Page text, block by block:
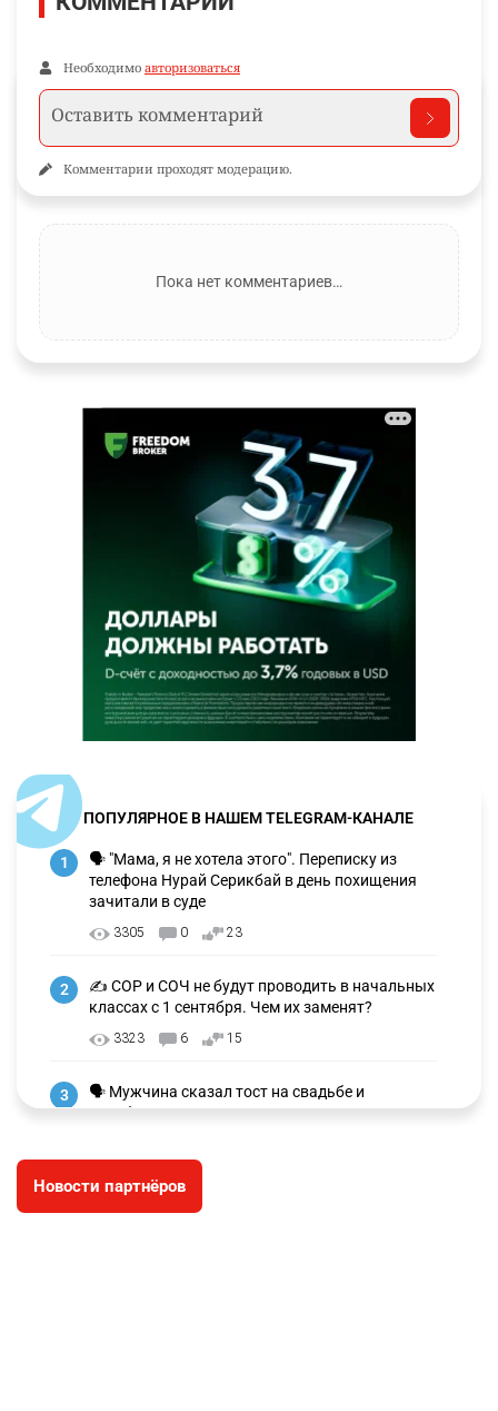
Необходимо авторизоваться
Комментарии проходят модерацию.
Пока нет комментариев…
ПОПУЛЯРНОЕ В НАШЕМ TELEGRAM-КАНАЛЕ
1
🗣 "Мама, я не хотела этого". Переписку из
телефона Нурай Серикбай в день похищения
зачитали в суде
3305 0 23
2
✍️ СОР и СОЧ не будут проводить в начальных
классах с 1 сентября. Чем их заменят?
3323 6 15
3
🗣 Мужчина сказал тост на свадьбе и
заработал уголовное дело
🐏 Скота больше, а мясо дороже. Почему в
Казахстане продолжают расти цены на
Новости партнёров